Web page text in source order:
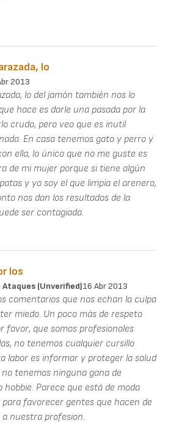
lo
2013
lo del jamón también nos lo
hace es darle una pasada por la
crudo, pero veo que es inutil
En casa tenemos gato y perro y
ella, lo único que no me guste es
de mi mujer porque si tiene algún
y yo soy el que limpia el arenero,
nos dan los resultados de la
ser contagiada.
los
(unverified)16 Abr 2013
comentarios que nos echan la culpa
miedo. Un poco más de respeto
favor, que somos profesionales
no tenemos cualquier cursillo
labor es informar y proteger la salud
no tenemos ninguna gana de
Parece que está de moda
favorecer gentes que hacen de
nuestra profesion.